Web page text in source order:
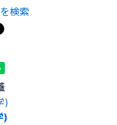
検索
)